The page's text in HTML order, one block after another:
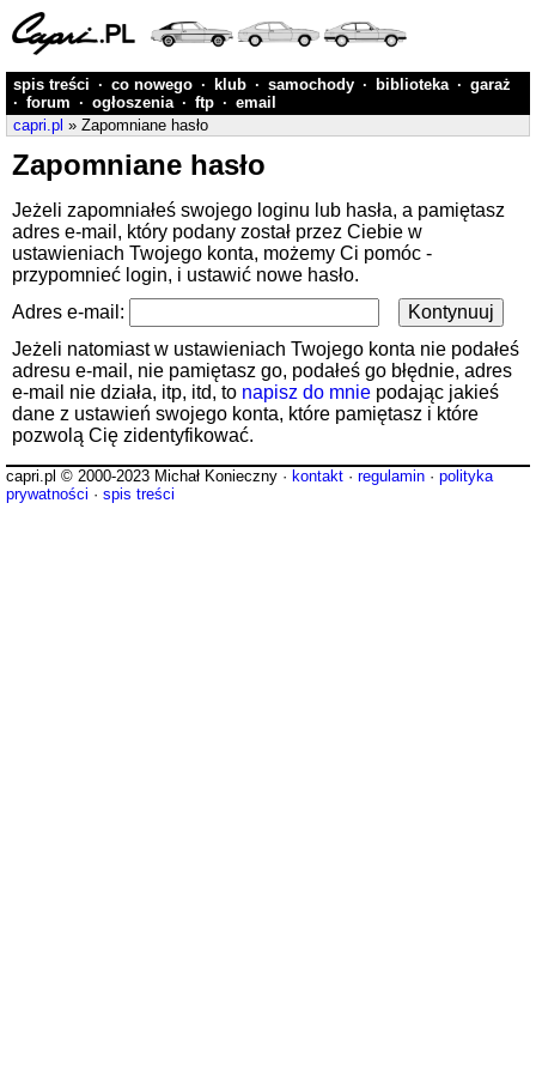
spis treści · co nowego · klub · samochody · biblioteka · garaż
· forum · ogłoszenia · ftp · email
capri.pl » Zapomniane hasło
Zapomniane hasło
Jeżeli zapomniałeś swojego loginu lub hasła, a pamiętasz
adres e-mail, który podany został przez Ciebie w
ustawieniach Twojego konta, możemy Ci pomóc -
przypomnieć login, i ustawić nowe hasło.
Adres e-mail:
Jeżeli natomiast w ustawieniach Twojego konta nie podałeś
adresu e-mail, nie pamiętasz go, podałeś go błędnie, adres
e-mail nie działa, itp, itd, to napisz do mnie podając jakieś
dane z ustawień swojego konta, które pamiętasz i które
pozwolą Cię zidentyfikować.
capri.pl © 2000-2023 Michał Konieczny · kontakt · regulamin · polityka
prywatności · spis treści